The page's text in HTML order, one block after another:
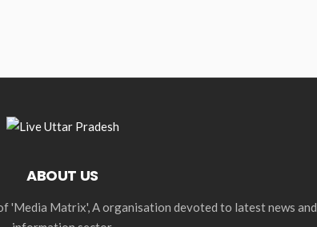
ABOUT US
'Media Matrix', A organisation devoted to latest news and